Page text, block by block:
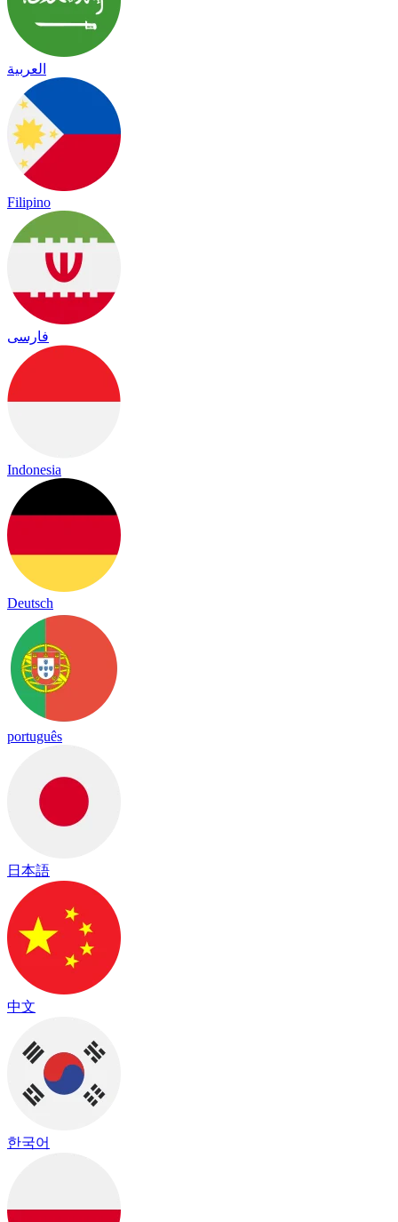
العربية
Filipino
فارسی
Indonesia
Deutsch
português
日本語
中文
한국어